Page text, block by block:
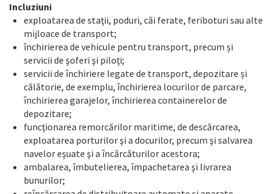
Incluziuni
exploatarea de staţii, poduri, căi ferate, feriboturi sau alte
mijloace de transport;
închirierea de vehicule pentru transport, precum și
servicii de şoferi şi piloţi;
servicii de închiriere legate de transport, depozitare și
călătorie, de exemplu, închirierea locurilor de parcare,
închirierea garajelor, închirierea containerelor de
depozitare;
funcţionarea remorcărilor maritime, de descărcarea,
exploatarea porturilor şi a docurilor, precum şi salvarea
navelor eşuate şi a încărcăturilor acestora;
ambalarea, îmbutelierea, împachetarea şi livrarea
bunurilor;